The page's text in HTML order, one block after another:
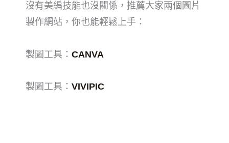
沒有美編技能也沒關係，推薦大家兩個圖片
製作網站，你也能輕鬆上手：
製圖工具： CANVA
製圖工具： VIVIPIC